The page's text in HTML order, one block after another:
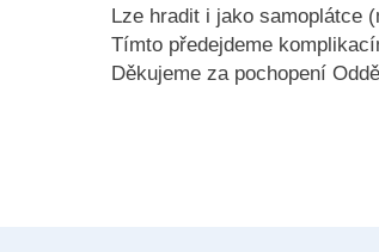
Lze hradit i jako samoplátce
Tímto předejdeme
Děkujeme za pochopení